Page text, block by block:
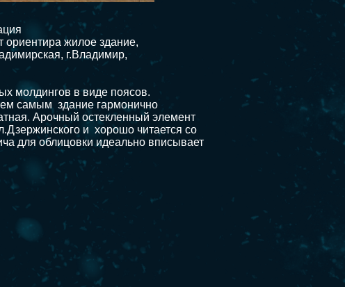
ориентира жилое здание,
г.Владимир,
молдингов в виде поясов.
самым здание гармонично
Арочный остекленный элемент
и хорошо читается со
для облицовки идеально вписывает